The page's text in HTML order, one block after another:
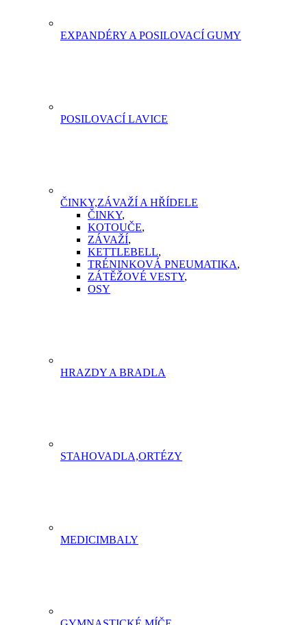
EXPANDÉRY A POSILOVACÍ GUMY
POSILOVACÍ LAVICE
ČINKY,ZÁVAŽÍ A HŘÍDELE
ČINKY,
KOTOUČE,
ZÁVAŽÍ,
KETTLEBELL,
TRÉNINKOVÁ PNEUMATIKA,
ZÁTĚŽOVÉ VESTY,
OSY
HRAZDY A BRADLA
STAHOVADLA,ORTÉZY
MEDICIMBALY